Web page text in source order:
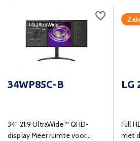
34WP85C-B
34" 21:9 UltraWide™ QHD-
display Meer ruimte voor
LG
Full
met